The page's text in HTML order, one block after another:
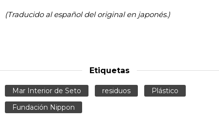
(Traducido al español del original en japonés.)
Etiquetas
Mar Interior de Seto residuos
Plástico
Fundación Nippon